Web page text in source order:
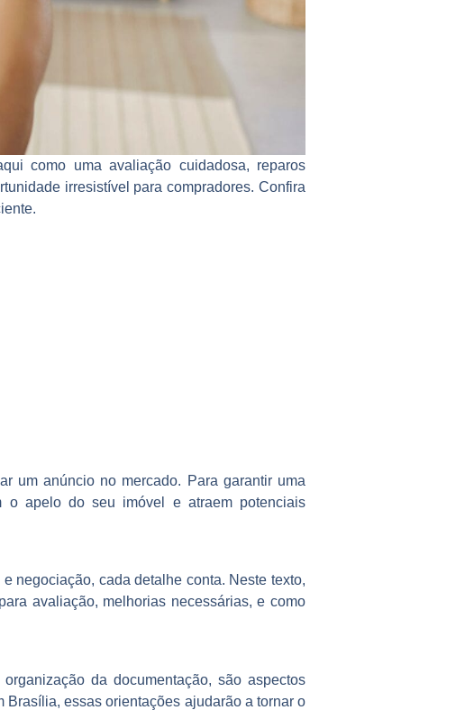
como uma avaliação cuidadosa, reparos
irresistível para compradores. Confira
um anúncio no mercado. Para garantir uma
o apelo do seu imóvel e atraem potenciais
negociação, cada detalhe conta. Neste texto,
avaliação, melhorias necessárias, e como
da documentação, são aspectos
Brasília, essas orientações ajudarão a tornar o